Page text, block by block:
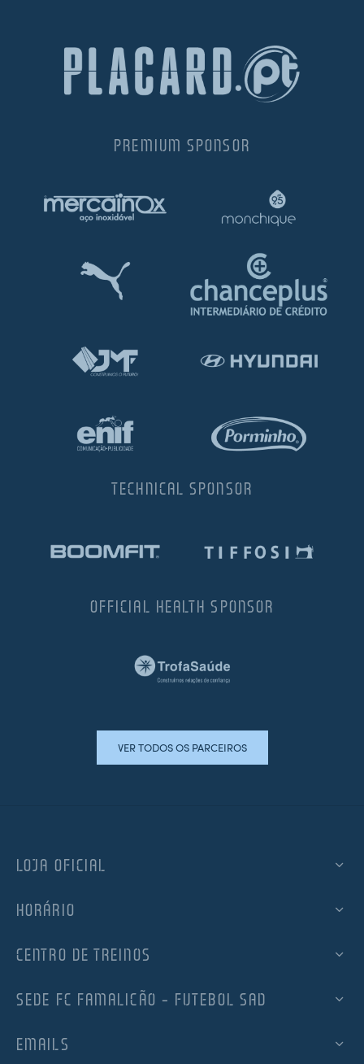
PREMIUM SPONSOR
TECHNICAL SPONSOR
OFFICIAL HEALTH SPONSOR
VER TODOS OS PARCEIROS
LOJA OFICIAL
HORÁRIO
CENTRO DE TREINOS
SEDE FC FAMALICÃO – FUTEBOL SAD
EMAILS